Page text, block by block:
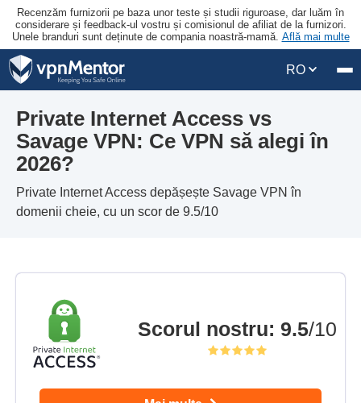
Recenzăm furnizorii pe baza unor teste și studii riguroase, dar luăm în
considerare și feedback-ul vostru și comisionul de afiliat de la furnizori.
Unele branduri sunt deținute de compania noastră-mamă. Află mai multe
RO
Private Internet Access vs
Savage VPN: Ce VPN să alegi în
2026?
Private Internet Access depășește Savage VPN în
domenii cheie, cu un scor de 9.5/10
Scorul nostru: 9.5/10